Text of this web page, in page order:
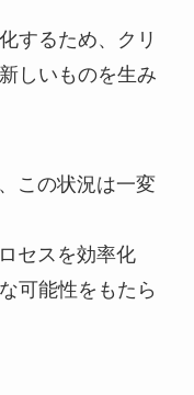
するため、クリ
しいものを生み
この状況は一変
セスを効率化
可能性をもたら